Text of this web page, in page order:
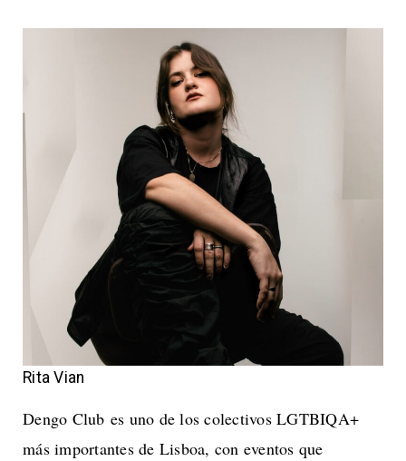
Rita Vian
Dengo Club es uno de los colectivos LGTBIQA+
más importantes de Lisboa, con eventos que